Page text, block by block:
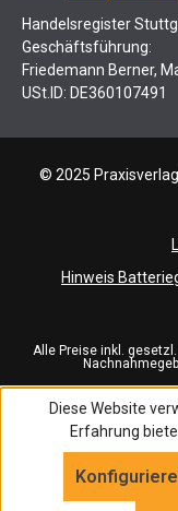
Handelsregister
Geschäftsführung:
Friedemann Berner,
USt.ID: DE360107491
© 2025
Hinweis
Alle Preise inkl.
Diese Website
Erfahrung